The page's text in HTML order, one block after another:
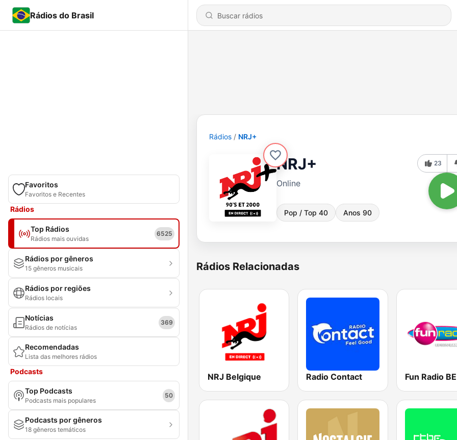
Rádios do Brasil
Favoritos
Favoritos e Recentes
Rádios
Top Rádios
Rádios mais ouvidas
6525
Rádios por gêneros
15 gêneros musicais
Rádios por regiões
Rádios locais
Notícias
Rádios de notícias
369
Recomendadas
Lista das melhores rádios
Podcasts
Top Podcasts
Podcasts mais populares
50
Podcasts por gêneros
18 gêneros temáticos
Rádios NRJ+
NRJ+
Online
Pop / Top 40 Anos 90
23
Rádios Relacionadas
NRJ Belgique Radio Contact